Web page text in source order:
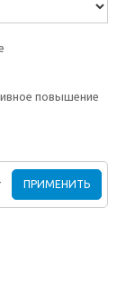
повышение
ПРИМЕНИТЬ